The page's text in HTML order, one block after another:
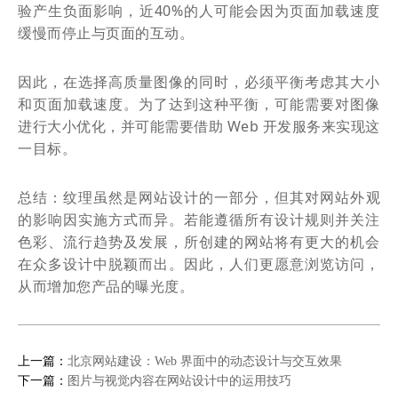
验产生负面影响，近40%的人可能会因为页面加载速度
缓慢而停止与页面的互动。
因此，在选择高质量图像的同时，必须平衡考虑其大小
和页面加载速度。为了达到这种平衡，可能需要对图像
进行大小优化，并可能需要借助 Web 开发服务来实现这
一目标。
总结：纹理虽然是网站设计的一部分，但其对网站外观
的影响因实施方式而异。若能遵循所有设计规则并关注
色彩、流行趋势及发展，所创建的网站将有更大的机会
在众多设计中脱颖而出。因此，人们更愿意浏览访问，
从而增加您产品的曝光度。
上一篇： 北京网站建设：Web 界面中的动态设计与交互效果
下一篇： 图片与视觉内容在网站设计中的运用技巧